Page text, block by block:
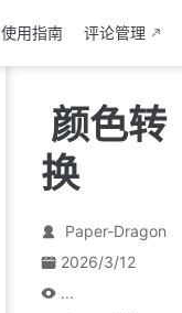
使用指南 评论管理
颜色转
换
Paper-Dragon
2026/3/12
...